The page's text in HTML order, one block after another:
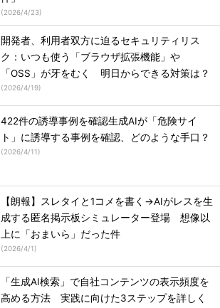
(2026/4/23)
開発者、利用者双方に迫るセキュリティリス
ク：いつも使う「ブラウザ拡張機能」や
「OSS」が牙をむく 明日からできる対策は？
(2026/4/19)
422件の誘導事例を確認生成AIが「危険サイ
ト」に誘導する事例を確認、どのような手口？
(2026/4/11)
【朗報】スレタイと1コメを書く→AIがレスを生
成する匿名掲示板シミュレーター登場 想像以
上に「おまいら」だった件
(2026/4/1)
「生成AI検索」で自社コンテンツの表示頻度を
高める方法 実践に向けた3ステップを詳しく